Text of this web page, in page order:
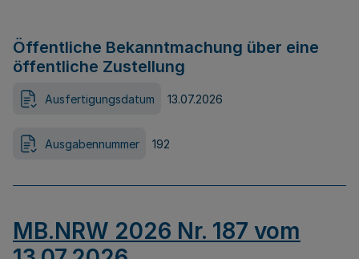
Öffentliche Bekanntmachung über eine
öffentliche Zustellung
Ausfertigungsdatum 13.07.2026
Ausgabennummer 192
MB.NRW 2026 Nr. 187 vom